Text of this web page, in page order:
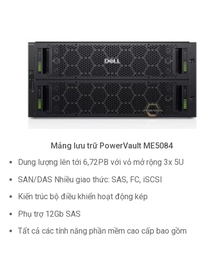
Mảng lưu trữ PowerVault ME5084
Dung lượng lên tới 6,72PB với vỏ mở rộng 3x 5U
SAN/DAS Nhiều giao thức: SAS, FC, iSCSI
Kiến trúc bộ điều khiển hoạt động kép
Phụ trợ 12Gb SAS
Tất cả các tính năng phần mềm cao cấp bao gồm